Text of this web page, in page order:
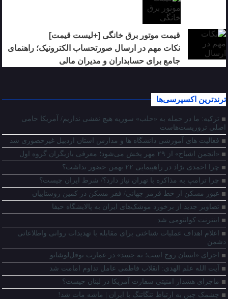
قیمت موتور برق خانگی [+لیست قیمت]
نکات مهم در ارسال صورتحساب الکترونیک؛ راهنمای
جامع برای حسابداران و مدیران مالی
ترندترین اکسپرسی‌ها
ترکیه: ما در حمله به «حلب» سوریه هیچ نقشی نداریم/ آمریکا حامی
اصلی تروریست‌هاست
فعالیت های آموزشی دانشگاه ها و مدارس استان اردبیل غیرحضوری شد
«انجمن اشباح» از ۲۹ مهر پخش می‌شود؛ معرفی بازیگران گروه اول
چرا احمدی نژاد در راهپیمایی ۲۲ بهمن حضور نداشت؟
چرا ترامپ به مذاکره با تهران نیاز دارد؟/ شرط ایران چیست؟
عبور مسکن از خط قرمز جهانی/ فقر مسکن در کمین روستاییان
تصاویر جدید از برخورد موشک‌های ایران به پالایشگاه حیفا
اینترنت کوانتومی شد
اعلام اهداف عملیات شناختی برای مقابله با تهدیدات روانی واطلاعاتی
دشمن
اجرای «انسان روح است؛ نه جسد» در عمارت نوفل‌لوشاتو
آیت الله علم الهدی: انقلاب فاطمی عامل تداوم امامت شد
ماجرای هشدار امنیتی سفارت آمریکا در لبنان چیست؟
چشمک چین به ارتباط تنگاتنگ با ایران | ماشه مات شد!